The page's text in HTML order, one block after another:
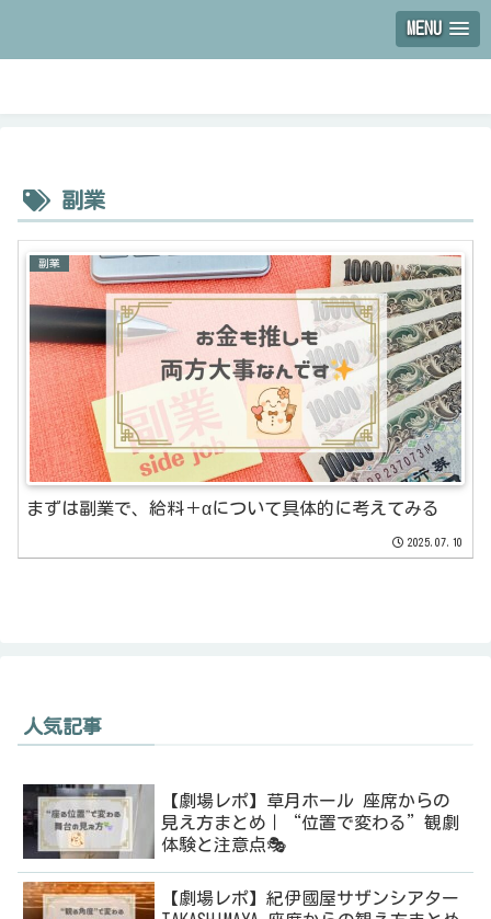
MENU
副業
副業
まずは副業で、給料＋αについて具体的に考えてみる
2025.07.10
人気記事
【劇場レポ】草月ホール 座席からの
見え方まとめ｜“位置で変わる”観劇
体験と注意点🎭
【劇場レポ】紀伊國屋サザンシアター